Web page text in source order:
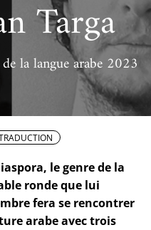
Targa
la langue arabe 2023
le genre de la
ronde que lui
fera se rencontrer
arabe avec trois